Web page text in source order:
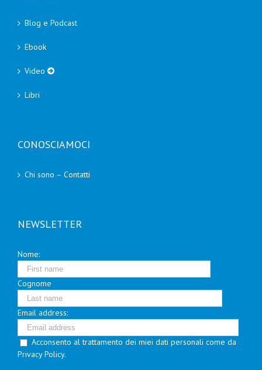
Blog e Podcast
Ebook
Video
Libri
CONOSCIAMOCI
Chi sono – Contatti
NEWSLETTER
Nome:
Cognome
Email address:
Acconsento al trattamento dei miei dati personali come da
Privacy Policy.